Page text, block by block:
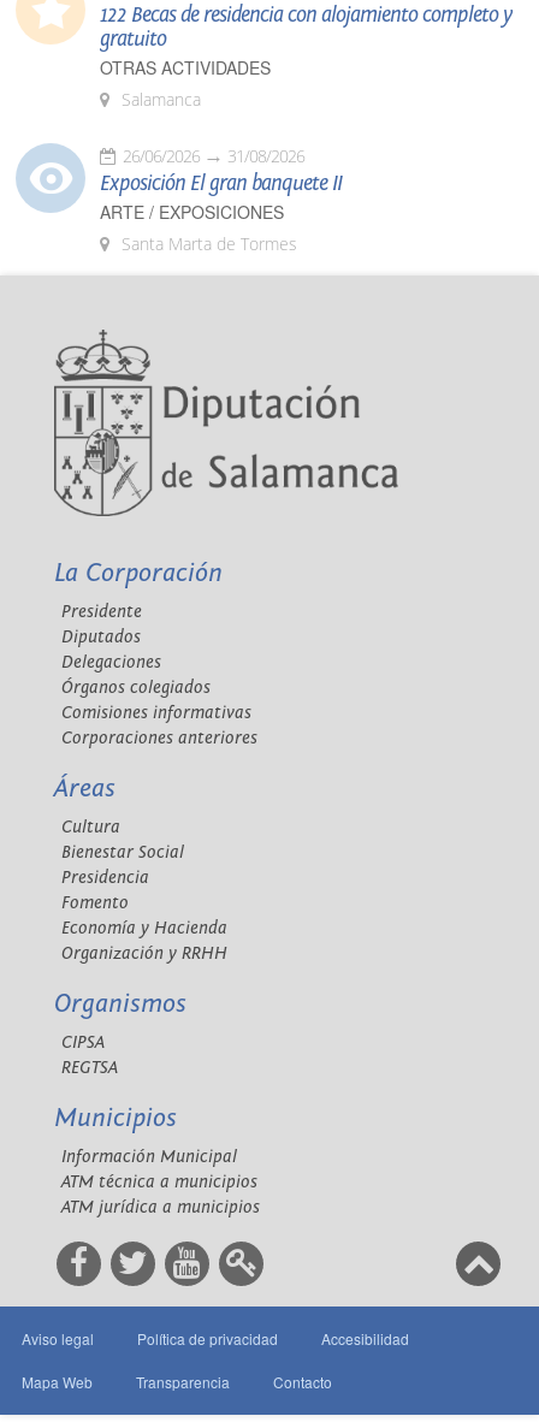
122 Becas de residencia con alojamiento completo y
gratuito
OTRAS ACTIVIDADES
Salamanca
26/06/2026 31/08/2026
Exposición El gran banquete II
ARTE / EXPOSICIONES
Santa Marta de Tormes
La Corporación
Presidente
Diputados
Delegaciones
Órganos colegiados
Comisiones informativas
Corporaciones anteriores
Áreas
Cultura
Bienestar Social
Presidencia
Fomento
Economía y Hacienda
Organización y RRHH
Organismos
CIPSA
REGTSA
Municipios
Información Municipal
ATM técnica a municipios
ATM jurídica a municipios
Aviso legal Política de privacidad Accesibilidad
Mapa Web Transparencia Contacto